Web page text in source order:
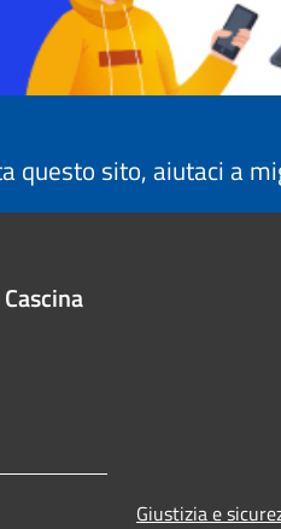
questo sito, aiutaci a
Giustizia e